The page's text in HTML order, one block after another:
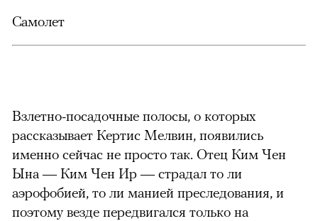
Самолет
Взлетно-посадочные полосы, о которых
рассказывает Кертис Мелвин, появились
именно сейчас не просто так. Отец Ким Чен
Ына — Ким Чен Ир — страдал то ли
аэрофобией, то ли манией преследования, и
поэтому везде передвигался только на